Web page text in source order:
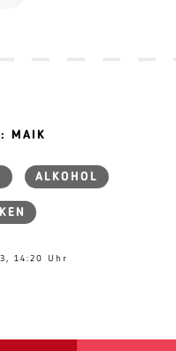
MAIK
ALKOHOL
14:20 Uhr